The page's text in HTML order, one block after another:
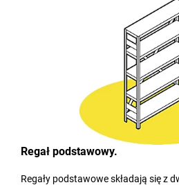
Regał podstawowy.
Regały podstawowe składają się z